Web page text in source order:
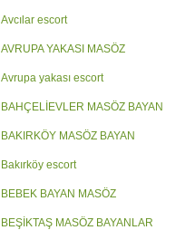
Avcılar escort
AVRUPA YAKASI MASÖZ
Avrupa yakası escort
BAHÇELİEVLER MASÖZ BAYAN
BAKIRKÖY MASÖZ BAYAN
Bakırköy escort
BEBEK BAYAN MASÖZ
BEŞİKTAŞ MASÖZ BAYANLAR